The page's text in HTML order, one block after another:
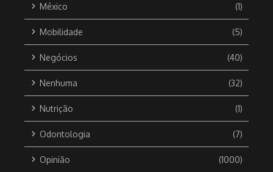
México (1)
Mobilidade (5)
Negócios (40)
Nenhuma (32)
Nutrição (1)
Odontologia (7)
Opinião (1000)